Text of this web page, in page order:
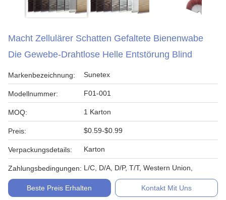
Macht Zellulärer Schatten Gefaltete Bienenwabe
Die Gewebe-Drahtlose Helle Entstörung Blind
Markenbezeichnung: Sunetex
Modellnummer: F01-001
MOQ: 1 Karton
Preis: $0.59-$0.99
Verpackungsdetails: Karton
Zahlungsbedingungen: L/C, D/A, D/P, T/T, Western Union,
Beste Preis Erhalten Kontakt Mit Uns